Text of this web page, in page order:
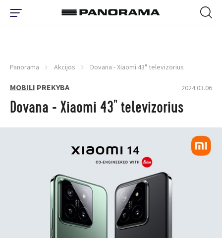
Panorama Akcijos Dovana - Xiaomi 43" televizorius
MOBILI PREKYBA 2024.03.06
Dovana - Xiaomi 43" televizorius